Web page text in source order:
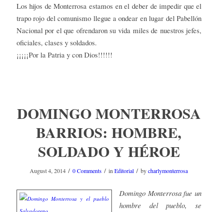
Los hijos de Monterrosa estamos en el deber de impedir que el
trapo rojo del comunismo llegue a ondear en lugar del Pabellón
Nacional por el que ofrendaron su vida miles de nuestros jefes,
oficiales, clases y soldados.
¡¡¡¡¡Por la Patria y con Dios!!!!!!
DOMINGO MONTERROSA
BARRIOS: HOMBRE,
SOLDADO Y HÉROE
August 4, 2014 / 0 Comments / inEditorial / bycharlymonterrosa
Domingo Monterrosa fue un
hombre del pueblo, se